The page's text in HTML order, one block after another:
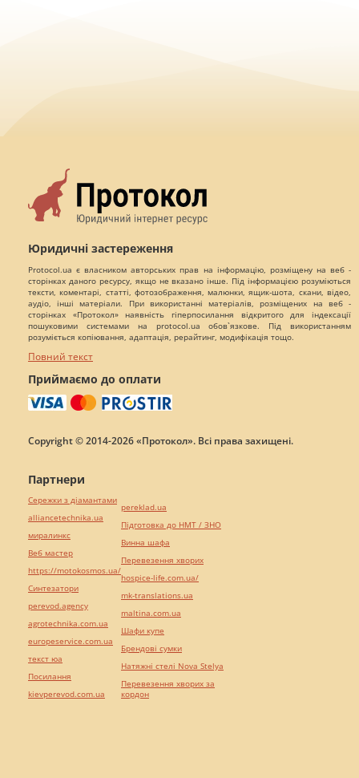
Юридичні застереження
Protocol.ua є власником авторських прав на інформацію, розміщену на веб -
сторінках даного ресурсу, якщо не вказано інше. Під інформацією розуміються
тексти, коментарі, статті, фотозображення, малюнки, ящик-шота, скани, відео,
аудіо, інші матеріали. При використанні матеріалів, розміщених на веб -
сторінках «Протокол» наявність гіперпосилання відкритого для індексації
пошуковими системами на protocol.ua обов`язкове. Під використанням
розуміється копіювання, адаптація, рерайтинг, модифікація тощо.
Повний текст
Приймаємо до оплати
Copyright © 2014-2026 «Протокол». Всі права захищені.
Партнери
Сережки з діамантами
alliancetechnika.ua
миралинкс
Веб мастер
https://motokosmos.ua/
Синтезатори
perevod.agency
agrotechnika.com.ua
europeservice.com.ua
текст юа
Посилання
kievperevod.com.ua
pereklad.ua
Підготовка до НМТ / ЗНО
Винна шафа
Перевезення хворих
hospice-life.com.ua/
mk-translations.ua
maltina.com.ua
Шафи купе
Брендові сумки
Натяжні стелі Nova Stelya
Перевезення хворих за
кордон